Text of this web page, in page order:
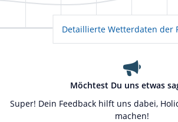
Detaillierte Wetterdaten der
Möchtest Du uns etwas
Super! Dein Feedback hilft uns dabei,
machen!